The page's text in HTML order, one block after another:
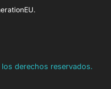
derechos reservados.